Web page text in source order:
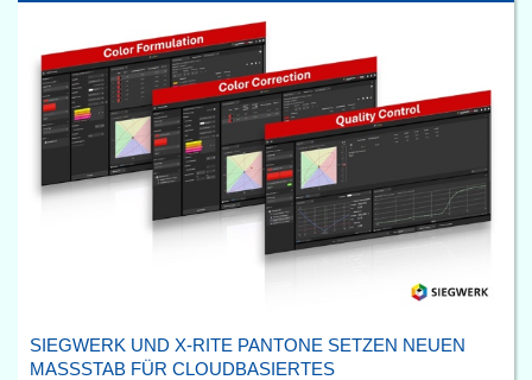
SIEGWERK UND X-RITE PANTONE SETZEN NEUEN
MASSSTAB FÜR CLOUDBASIERTES F